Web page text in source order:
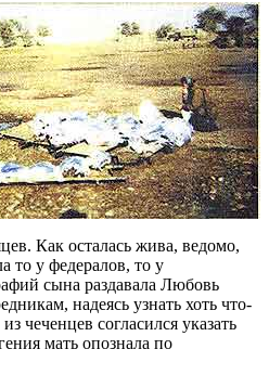
Как осталась жива, ведомо,
то у федералов, то у
сына раздавала Любовь
надеясь узнать хоть что-
чеченцев согласился указать
мать опознала по